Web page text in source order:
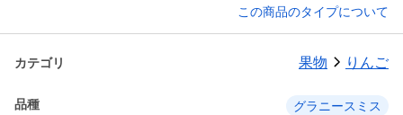
この商品のタイプについて
カテゴリ 果物 りんご
品種 グラニースミス